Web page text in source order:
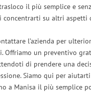
il più semplice e
concentrarti su altri aspetti
l’azienda per
Offriamo un preventivo
di prendere una
Siamo qui per
a Manisa il più semplice